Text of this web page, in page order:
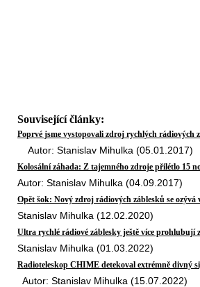
Související články:
Poprvé jsme vystopovali zdroj rychlých rádiových
Autor: Stanislav Mihulka (05.01.2017)
Kolosální záhada: Z tajemného zdroje přilétlo 15
Autor: Stanislav Mihulka (04.09.2017)
Opět šok: Nový zdroj rádiových záblesků se ozývá
Stanislav Mihulka (12.02.2020)
Ultra rychlé rádiové záblesky ještě více prohlubují
Stanislav Mihulka (01.03.2022)
Radioteleskop CHIME detekoval extrémně divný
Autor: Stanislav Mihulka (15.07.2022)